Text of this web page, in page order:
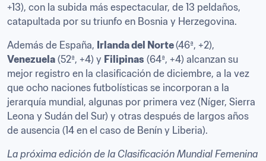
+13), con la subida más espectacular, de 13 peldaños,
catapultada por su triunfo en Bosnia y Herzegovina.
Además de España, Irlanda del Norte
Venezuela (52ª, +4) y Filipinas (64ª, +4) alcanzan su
mejor registro en la clasificación de diciembre, a la vez
que ocho naciones futbolísticas se incorporan a la
jerarquía mundial, algunas por primera vez (Níger, Sierra
Leona y Sudán del Sur) y otras después de largos años
de ausencia (14 en el caso de Benín y Liberia).
La próxima edición de la Clasificación Mundial Femenina